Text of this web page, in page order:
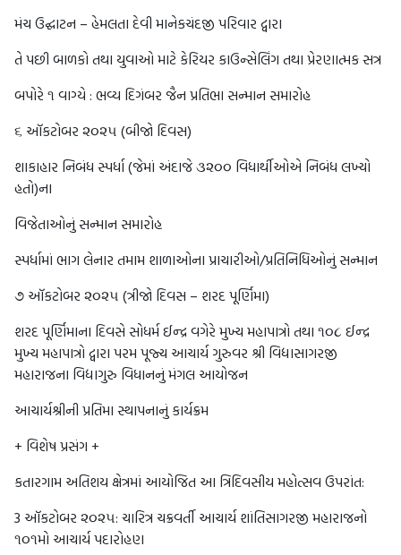
મંચ ઉદ્ઘાટન – હેમલતા દેવી માનેકચંદજી પરિવાર દ્વારા
તે પછી બાળકો તથા યુવાઓ માટે કેરિયર કાઉન્સેલિંગ તથા પ્રેરણાત્મક સત્ર
બપોરે ૧ વાગ્યે : ભવ્ય દિગંબર જૈન પ્રતિભા સન્માન સમારોહ
૬ ઑકટોબર ૨૦૨૫ (બીજો દિવસ)
શાકાહાર નિબંધ સ્પર્ધા (જેમાં અંદાજે ૩૨૦૦ વિધાર્થીઓએ નિબંધ લખ્યો
હતો)ના
વિજેતાઓનું સન્માન સમારોહ
સ્પર્ધામાં ભાગ લેનાર તમામ શાળાઓના પ્રાચારીઓ/પ્રતિનિધિઓનું સન્માન
૭ ઑકટોબર ૨૦૨૫ (ત્રીજો દિવસ – શરદ પૂર્ણિમા)
શરદ પૂર્ણિમાના દિવસે સોધર્મ ઈન્દ્ર વગેરે મુખ્ય મહાપાત્રો તથા ૧૦૮ ઈન્દ્ર
મુખ્ય મહાપાત્રો દ્વારા પરમ પૂજ્ય આચાર્ય ગુરુવર શ્રી વિદ્યાસાગરજી
મહારાજના વિદ્યાગુરુ વિધાનનું મંગલ આયોજન
આચાર્યશ્રીની પ્રતિમા સ્થાપનાનું કાર્યક્રમ
+ વિશેષ પ્રસંગ +
કતારગામ અતિશય ક્ષેત્રમાં આયોજિત આ ત્રિદિવસીય મહોત્સવ ઉપરાંત:
3 ઑકટોબર ૨૦૨૫: ચારિત્ર ચક્રવર્તી આચાર્ય શાંતિસાગરજી મહારાજનો
૧૦૧મો આચાર્ય પદારોહણ